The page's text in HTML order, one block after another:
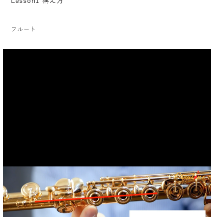
フルート